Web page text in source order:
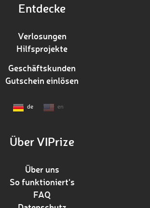
Entdecke
Verlosungen
Hilfsprojekte
Geschäftskunden
Gutschein einlösen
de en
Über VIPrize
Über uns
So funktioniert‘s
FAQ